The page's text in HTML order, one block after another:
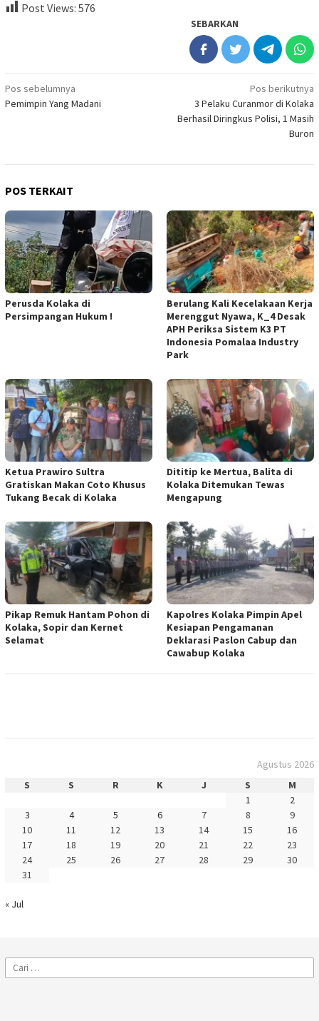
Post Views: 576
SEBARKAN
Navigasi
pos
Pos sebelumnya
Pemimpin Yang Madani
Pos berikutnya
3 Pelaku Curanmor di Kolaka
Berhasil Diringkus Polisi, 1 Masih
Buron
POS TERKAIT
Perusda Kolaka di
Persimpangan Hukum !
Berulang Kali Kecelakaan Kerja
Merenggut Nyawa, K_4 Desak
APH Periksa Sistem K3 PT
Indonesia Pomalaa Industry
Park
Ketua Prawiro Sultra
Gratiskan Makan Coto Khusus
Tukang Becak di Kolaka
Dititip ke Mertua, Balita di
Kolaka Ditemukan Tewas
Mengapung
Pikap Remuk Hantam Pohon di
Kolaka, Sopir dan Kernet
Selamat
Kapolres Kolaka Pimpin Apel
Kesiapan Pengamanan
Deklarasi Paslon Cabup dan
Cawabup Kolaka
Agustus 2026
S
S R K J S
M
1
2
3
4 5 6 7 8
9
10
11 12 13 14 15
16
17
18 19 20 21 22
23
24
25 26 27 28 29
30
31
« Jul
Cari
untuk: